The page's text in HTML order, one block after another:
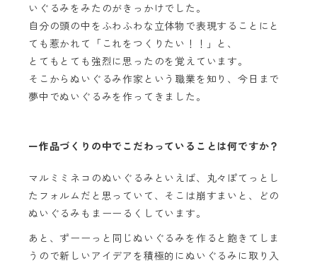
いぐるみをみたのがきっかけでした。
自分の頭の中をふわふわな立体物で表現することにと
ても惹かれて「これをつくりたい！！」と、
とてもとても強烈に思ったのを覚えています。
そこからぬいぐるみ作家という職業を知り、今日まで
夢中でぬいぐるみを作ってきました。
ー作品づくりの中でこだわっていることは何ですか？
マルミミネコのぬいぐるみといえば、丸々ぽてっとし
たフォルムだと思っていて、そこは崩すまいと、どの
ぬいぐるみもまーーるくしています。
あと、ずーーっと同じぬいぐるみを作ると飽きてしま
うので新しいアイデアを積極的にぬいぐるみに取り入